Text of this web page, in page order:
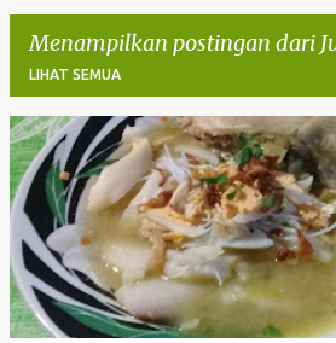
Menampilkan postingan dari
LIHAT SEMUA
P
o
s
t
n